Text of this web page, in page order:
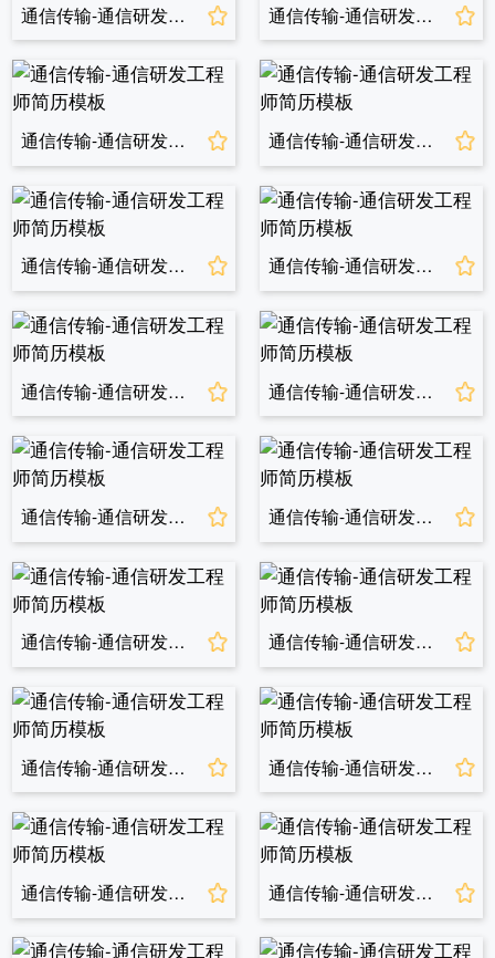
通信传输-通信研发工程师简历模板 通信传输-通信研发工程师简历模板
通信传输-通信研发工程师简历模板 通信传输-通信研发工程师简历模板
通信传输-通信研发工程师简历模板 通信传输-通信研发工程师简历模板
通信传输-通信研发工程师简历模板 通信传输-通信研发工程师简历模板
通信传输-通信研发工程师简历模板 通信传输-通信研发工程师简历模板
通信传输-通信研发工程师简历模板 通信传输-通信研发工程师简历模板
通信传输-通信研发工程师简历模板 通信传输-通信研发工程师简历模板
通信传输-通信研发工程师简历模板 通信传输-通信研发工程师简历模板